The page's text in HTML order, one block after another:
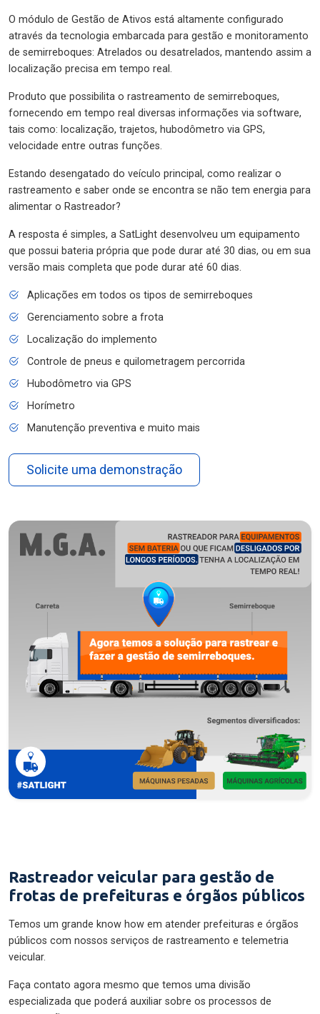
O módulo de Gestão de Ativos está altamente configurado
através da tecnologia embarcada para gestão e monitoramento
de semirreboques: Atrelados ou desatrelados, mantendo assim a
localização precisa em tempo real.
Produto que possibilita o rastreamento de semirreboques,
fornecendo em tempo real diversas informações via software,
tais como: localização, trajetos, hubodômetro via GPS,
velocidade entre outras funções.
Estando desengatado do veículo principal, como realizar o
rastreamento e saber onde se encontra se não tem energia para
alimentar o Rastreador?
A resposta é simples, a SatLight desenvolveu um equipamento
que possui bateria própria que pode durar até 30 dias, ou em sua
versão mais completa que pode durar até 60 dias.
Aplicações em todos os tipos de semirreboques
Gerenciamento sobre a frota
Localização do implemento
Controle de pneus e quilometragem percorrida
Hubodômetro via GPS
Horímetro
Manutenção preventiva e muito mais
Solicite uma demonstração
Rastreador veicular para gestão de
frotas de prefeituras e órgãos públicos
Temos um grande know how em atender prefeituras e órgãos
públicos com nossos serviços de rastreamento e telemetria
veicular.
Faça contato agora mesmo que temos uma divisão
especializada que poderá auxiliar sobre os processos de